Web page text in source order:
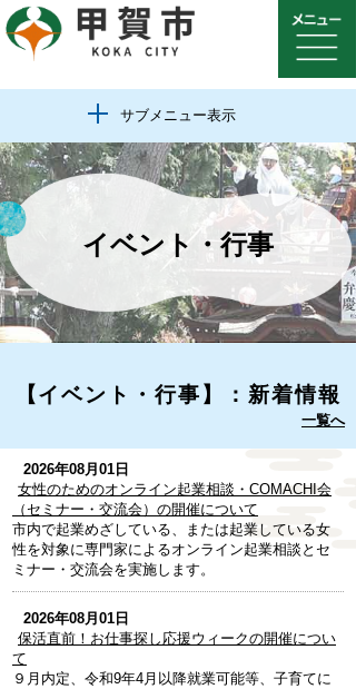
サブメニュー表示
イベント・行事
【イベント・行事】：新着情報
一覧へ
2026年08月01日
女性のためのオンライン起業相談・COMACHI会
（セミナー・交流会）の開催について
市内で起業めざしている、または起業している女
性を対象に専門家によるオンライン起業相談とセ
ミナー・交流会を実施します。
2026年08月01日
保活直前！お仕事探し応援ウィークの開催につい
て
９月内定、令和9年4月以降就業可能等、子育てに